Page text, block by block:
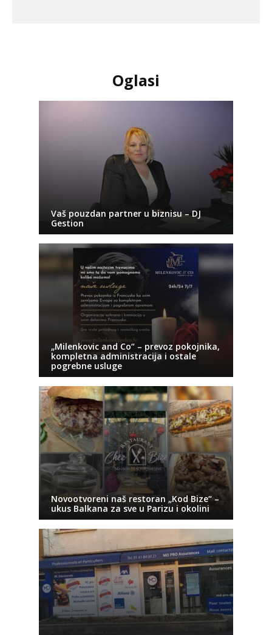
Oglasi
Vaš pouzdan partner u biznisu – DJ
Gestion
„Milenkovic and Co“ – prevoz pokojnika,
kompletna administracija i ostale
pogrebne usluge
Novootvoreni naš restoran „Kod Bize“ –
ukus Balkana za sve u Parizu i okolini